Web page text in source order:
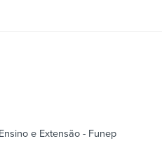
e Extensão - Funep